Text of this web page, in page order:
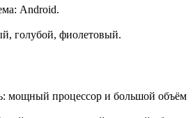
Android.
голубой, фиолетовый.
мощный процессор и большой объём